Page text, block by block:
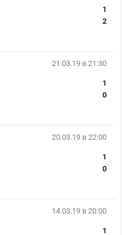
1
2
21.03.19 в 21:30
1
0
20.03.19 в 22:00
1
0
14.03.19 в 20:00
1